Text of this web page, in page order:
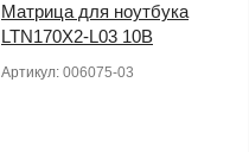
Матрица для ноутбука
LTN170X2-L03 10B
Артикул: 006075-03